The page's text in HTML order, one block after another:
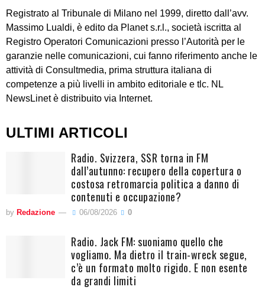
Registrato al Tribunale di Milano nel 1999, diretto dall’avv.
Massimo Lualdi, è edito da Planet s.r.l., società iscritta al
Registro Operatori Comunicazioni presso l’Autorità per le
garanzie nelle comunicazioni, cui fanno riferimento anche le
attività di Consultmedia, prima struttura italiana di
competenze a più livelli in ambito editoriale e tlc. NL
NewsLinet è distribuito via Internet.
ULTIMI ARTICOLI
Radio. Svizzera, SSR torna in FM
dall’autunno: recupero della copertura o
costosa retromarcia politica a danno di
contenuti e occupazione?
by Redazione 06/08/2026 0
Radio. Jack FM: suoniamo quello che
vogliamo. Ma dietro il train-wreck segue,
c’è un formato molto rigido. E non esente
da grandi limiti